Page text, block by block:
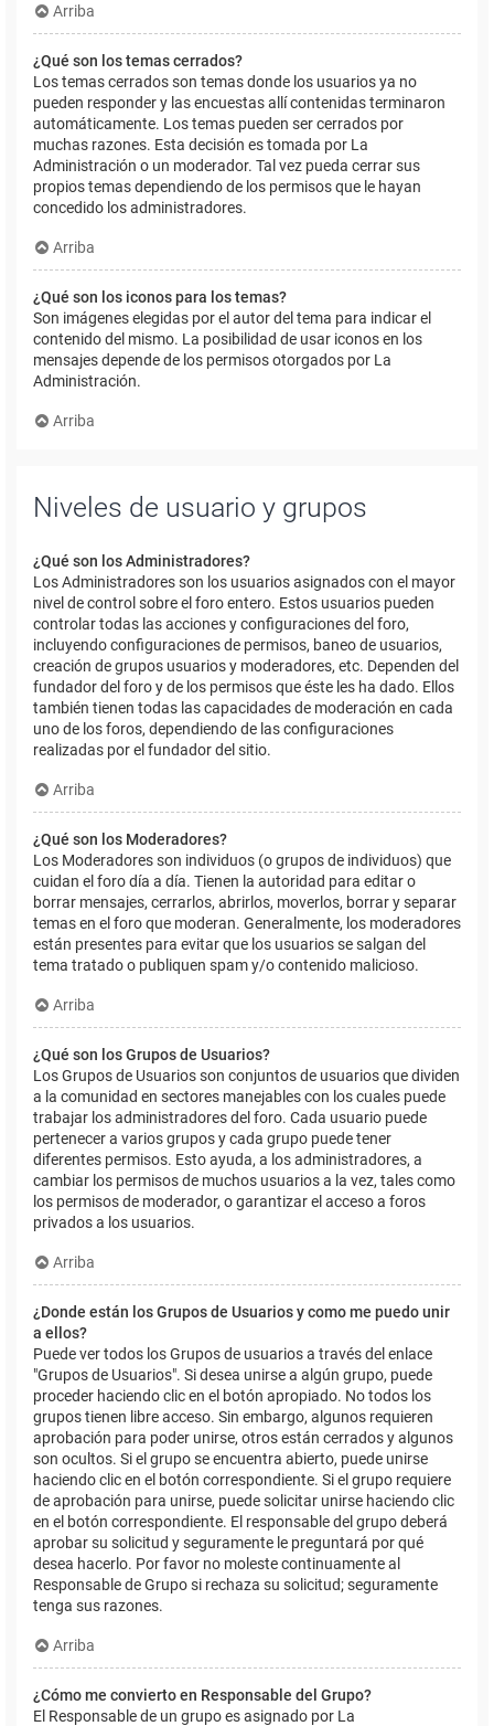
Arriba
¿Qué son los temas cerrados?
Los temas cerrados son temas donde los usuarios ya no
pueden responder y las encuestas allí contenidas terminaron
automáticamente. Los temas pueden ser cerrados por
muchas razones. Esta decisión es tomada por La
Administración o un moderador. Tal vez pueda cerrar sus
propios temas dependiendo de los permisos que le hayan
concedido los administradores.
Arriba
¿Qué son los iconos para los temas?
Son imágenes elegidas por el autor del tema para indicar el
contenido del mismo. La posibilidad de usar iconos en los
mensajes depende de los permisos otorgados por La
Administración.
Arriba
Niveles de usuario y grupos
¿Qué son los Administradores?
Los Administradores son los usuarios asignados con el mayor
nivel de control sobre el foro entero. Estos usuarios pueden
controlar todas las acciones y configuraciones del foro,
incluyendo configuraciones de permisos, baneo de usuarios,
creación de grupos usuarios y moderadores, etc. Dependen del
fundador del foro y de los permisos que éste les ha dado. Ellos
también tienen todas las capacidades de moderación en cada
uno de los foros, dependiendo de las configuraciones
realizadas por el fundador del sitio.
Arriba
¿Qué son los Moderadores?
Los Moderadores son individuos (o grupos de individuos) que
cuidan el foro día a día. Tienen la autoridad para editar o
borrar mensajes, cerrarlos, abrirlos, moverlos, borrar y separar
temas en el foro que moderan. Generalmente, los moderadores
están presentes para evitar que los usuarios se salgan del
tema tratado o publiquen spam y/o contenido malicioso.
Arriba
¿Qué son los Grupos de Usuarios?
Los Grupos de Usuarios son conjuntos de usuarios que dividen
a la comunidad en sectores manejables con los cuales puede
trabajar los administradores del foro. Cada usuario puede
pertenecer a varios grupos y cada grupo puede tener
diferentes permisos. Esto ayuda, a los administradores, a
cambiar los permisos de muchos usuarios a la vez, tales como
los permisos de moderador, o garantizar el acceso a foros
privados a los usuarios.
Arriba
¿Donde están los Grupos de Usuarios y como me puedo unir
a ellos?
Puede ver todos los Grupos de usuarios a través del enlace
"Grupos de Usuarios". Si desea unirse a algún grupo, puede
proceder haciendo clic en el botón apropiado. No todos los
grupos tienen libre acceso. Sin embargo, algunos requieren
aprobación para poder unirse, otros están cerrados y algunos
son ocultos. Si el grupo se encuentra abierto, puede unirse
haciendo clic en el botón correspondiente. Si el grupo requiere
de aprobación para unirse, puede solicitar unirse haciendo clic
en el botón correspondiente. El responsable del grupo deberá
aprobar su solicitud y seguramente le preguntará por qué
desea hacerlo. Por favor no moleste continuamente al
Responsable de Grupo si rechaza su solicitud; seguramente
tenga sus razones.
Arriba
¿Cómo me convierto en Responsable del Grupo?
El Responsable de un grupo es asignado por La